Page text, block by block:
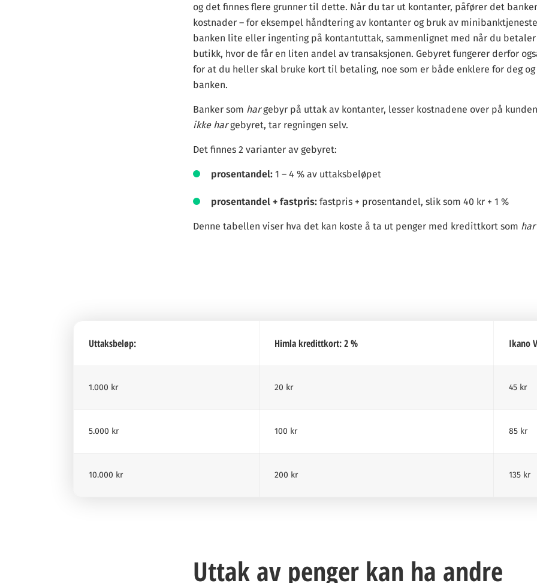
og det finnes flere grunner til dette. Når du tar ut kontanter, påfører det
kostnader – for eksempel håndtering av kontanter og bruk av
banken lite eller ingenting på kontantuttak, sammenlignet med når du
butikk, hvor de får en liten andel av transaksjonen. Gebyret fungerer derfor
for at du heller skal bruke kort til betaling, noe som er både enklere for deg
banken.
Banker som hargebyr på uttak av kontanter, lesser kostnadene over på
ikke hargebyret, tar regningen selv.
Det finnes 2 varianter av gebyret:
prosentandel: 1 – 4 % av uttaksbeløpet
prosentandel + fastpris: fastpris + prosentandel, slik som 40 kr + 1 %
Denne tabellen viser hva det kan koste å ta ut penger med kredittkort som har
Uttaksbeløp: Himla kredittkort: 2 % Ikano
1.000 kr 20 kr 45 kr
5.000 kr 100 kr 85 kr
10.000 kr 200 kr 135 kr
Uttak av penger kan ha andre